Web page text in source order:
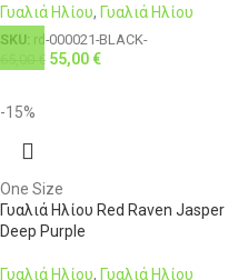
Γυαλιά Ηλίου, Γυαλιά Ηλίου
SKU: rd-000021-BLACK-
€ 55,00€
-15%
One Size
Γυαλιά Ηλίου Red Raven Jasper
Deep Purple
Γυαλιά Ηλίου, Γυαλιά Ηλίου